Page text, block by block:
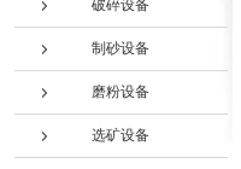
破碎设备
制砂设备
磨粉设备
选矿设备